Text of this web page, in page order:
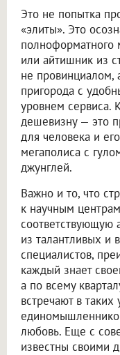
Это не попытка
«элиты». Это
полноформатного
или айтишник из
не провинциалом,
пригорода с
уровнем сервиса.
дешевизну — это
для человека и
мегаполиса с
джунглей.
Важно и то, что
к научным
соответствующую
из талантливых и
специалистов,
каждый знает
а по всему
встречают в
любовь. Еще с
известны своими